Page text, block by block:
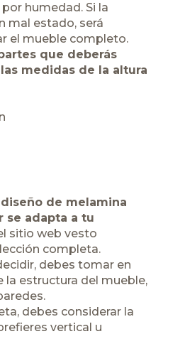
humedad. Si la
mal estado, será
el mueble completo.
que deberás
medidas de la altura
de melamina
se adapta a tu
sitio web vesto
completa.
debes tomar en
la estructura del mueble,
debes considerar la
vertical u